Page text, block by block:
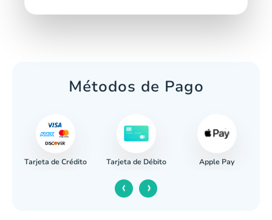
Métodos de Pago
Tarjeta de Crédito Tarjeta de Débito Apple Pay
‹ ›